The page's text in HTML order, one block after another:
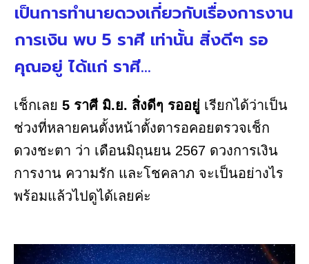
เป็นการทำนายดวงเกี่ยวกับเรื่องการงาน
การเงิน พบ 5 ราศี เท่านั้น สิ่งดีๆ รอ
คุณอยู่ ได้แก่ ราศี...
เช็กเลย 5 ราศี มิ.ย. สิ่งดีๆ รออยู่ เรียกได้ว่าเป็น
ช่วงที่หลายคนตั้งหน้าตั้งตารอคอยตรวจเช็ก
ดวงชะตา ว่า เดือนมิถุนยน 2567 ดวงการเงิน
การงาน ความรัก และโชคลาภ จะเป็นอย่างไร
พร้อมแล้วไปดูได้เลยค่ะ